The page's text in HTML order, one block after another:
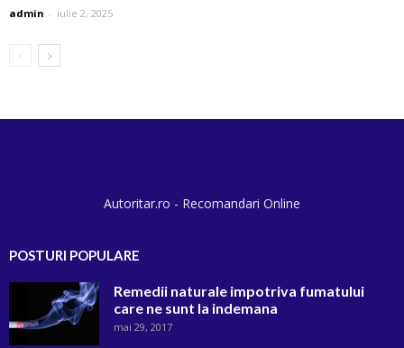
admin - iulie 2, 2025
Autoritar.ro - Recomandari Online
POSTURI POPULARE
Remedii naturale impotriva fumatului
care ne sunt la indemana
mai 29, 2017